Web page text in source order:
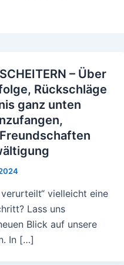
– Über
Rückschläge
ganz unten
vielleicht eine
Lass uns
Blick auf unsere
In […]